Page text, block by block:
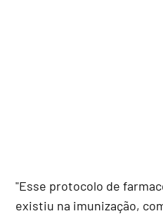
"Esse protocolo de
existiu na imunização,